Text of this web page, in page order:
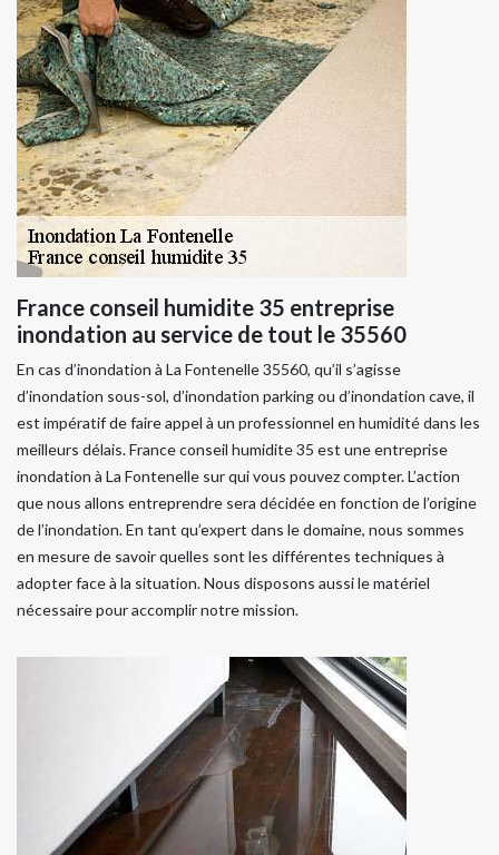
France conseil humidite 35 entreprise
inondation au service de tout le 35560
En cas d’inondation à La Fontenelle 35560, qu’il s’agisse
d’inondation sous-sol, d’inondation parking ou d’inondation cave, il
est impératif de faire appel à un professionnel en humidité dans les
meilleurs délais. France conseil humidite 35 est une entreprise
inondation à La Fontenelle sur qui vous pouvez compter. L’action
que nous allons entreprendre sera décidée en fonction de l’origine
de l’inondation. En tant qu’expert dans le domaine, nous sommes
en mesure de savoir quelles sont les différentes techniques à
adopter face à la situation. Nous disposons aussi le matériel
nécessaire pour accomplir notre mission.